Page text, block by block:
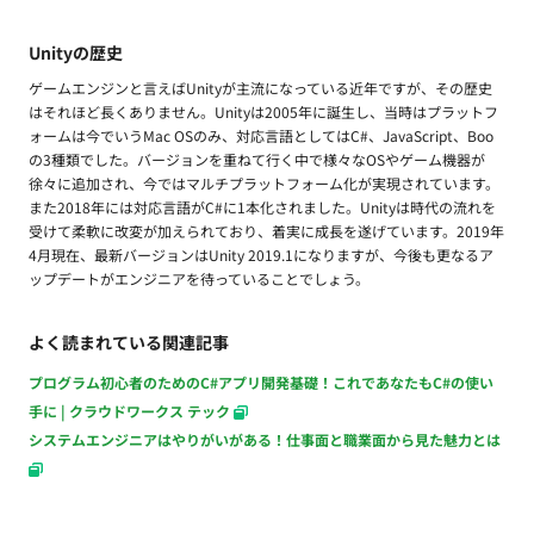
Unityの歴史
ゲームエンジンと言えばUnityが主流になっている近年ですが、その歴史
はそれほど長くありません。Unityは2005年に誕生し、当時はプラットフ
ォームは今でいうMac OSのみ、対応言語としてはC#、JavaScript、Boo
の3種類でした。バージョンを重ねて行く中で様々なOSやゲーム機器が
徐々に追加され、今ではマルチプラットフォーム化が実現されています。
また2018年には対応言語がC#に1本化されました。Unityは時代の流れを
受けて柔軟に改変が加えられており、着実に成長を遂げています。2019年
4月現在、最新バージョンはUnity 2019.1になりますが、今後も更なるア
ップデートがエンジニアを待っていることでしょう。
よく読まれている関連記事
プログラム初心者のためのC#アプリ開発基礎！これであなたもC#の使い
手に | クラウドワークス テック
システムエンジニアはやりがいがある！仕事面と職業面から見た魅力とは